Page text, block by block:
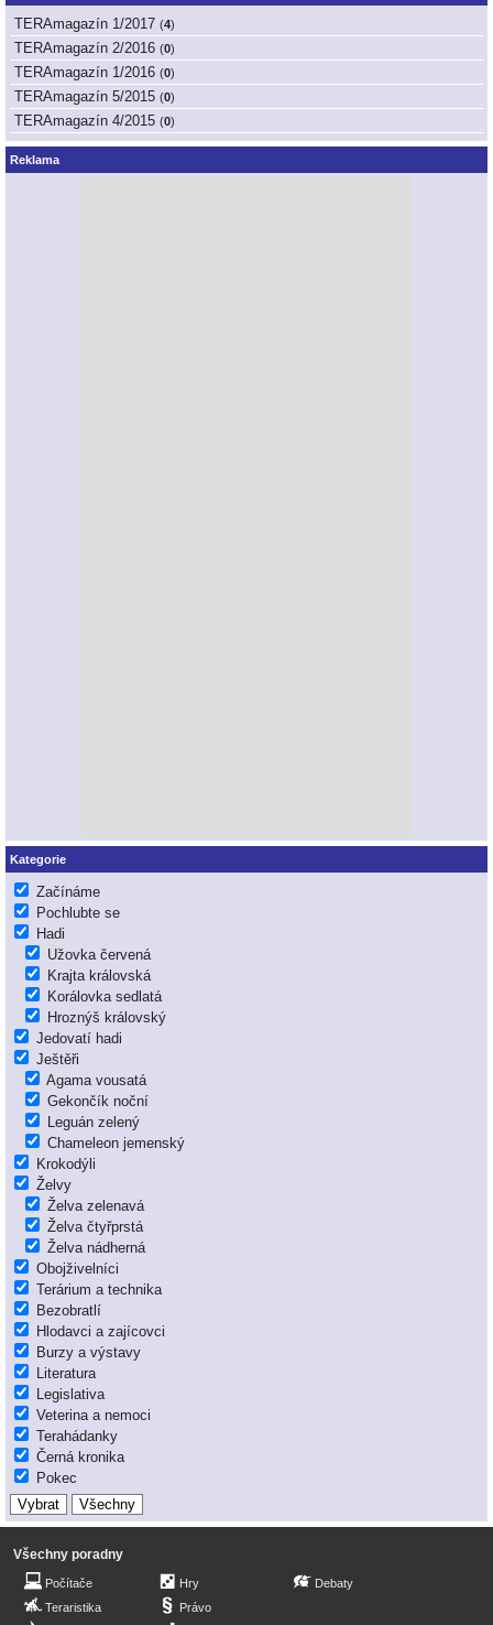
TERAmagazín 1/2017 (4)
TERAmagazín 2/2016 (0)
TERAmagazín 1/2016 (0)
TERAmagazín 5/2015 (0)
TERAmagazín 4/2015 (0)
Reklama
Kategorie
Začínáme
Pochlubte se
Hadi
Užovka červená
Krajta královská
Korálovka sedlatá
Hroznýš královský
Jedovatí hadi
Ještěři
Agama vousatá
Gekončík noční
Leguán zelený
Chameleon jemenský
Krokodýli
Želvy
Želva zelenavá
Želva čtyřprstá
Želva nádherná
Obojživelníci
Terárium a technika
Bezobratlí
Hlodavci a zajícovci
Burzy a výstavy
Literatura
Legislativa
Veterina a nemoci
Terahádanky
Černá kronika
Pokec
Všechny poradny
Počítače
Teraristika
Hry
Právo
Debaty